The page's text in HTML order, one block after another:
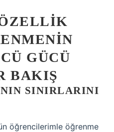
GÜCÜ
BAKIŞ
SINIRLARINI
öğrencilerimle öğrenme